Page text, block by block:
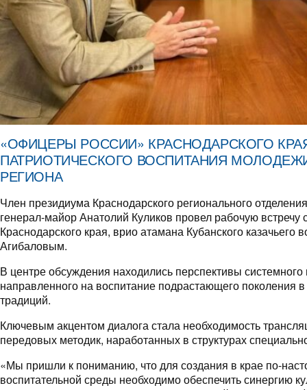
«ОФИЦЕРЫ РОССИИ» КРАСНОДАРСКОГО
ПАТРИОТИЧЕСКОГО ВОСПИТАНИЯ
РЕГИОНА
Член президиума Краснодарского регионального
генерал-майор Анатолий Куликов провел рабочую встречу
Краснодарского края, врио атамана Кубанского казачьего
Агибаловым.
В центре обсуждения находились перспективы
направленного на воспитание подрастающего поколения в
традиций.
Ключевым акцентом диалога стала необходимость
передовых методик, наработанных в структурах
«Мы пришли к пониманию, что для создания в крае по-
воспитательной среды необходимо обеспечить синергию